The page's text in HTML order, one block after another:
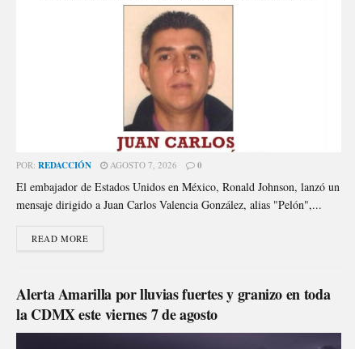
POR: REDACCIÓN AGOSTO 7, 2026 0
El embajador de Estados Unidos en México, Ronald Johnson, lanzó un
mensaje dirigido a Juan Carlos Valencia González, alias "Pelón",...
READ MORE
Alerta Amarilla por lluvias fuertes y granizo en toda
la CDMX este viernes 7 de agosto